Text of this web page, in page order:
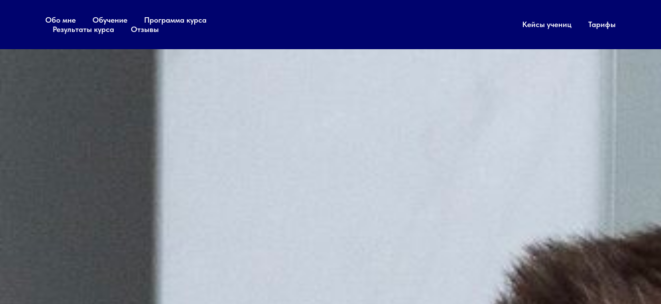
Обо мне Обучение
Программа курса
Результаты курса
Отзывы
Кейсы учениц Тарифы